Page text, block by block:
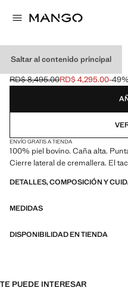
Saltar al contenido principal
BOTA ALTA PIEL
Precio inicial tachado [RD$
RD$ 8,495.00
Precio actual [RD$ 4,295.00 ]
RD$ 4,295.00-49%
Selecciona un color
ENVÍO GRATIS A TIENDA
100% piel bovino. Caña alta.
Cierre lateral de cremallera. El
DETALLES, COMPOSICIÓN Y
MEDIDAS
DISPONIBILIDAD EN TIENDA
TE PUEDE INTERESAR